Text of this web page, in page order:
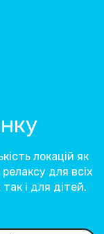
локацій як
для всіх
і для дітей.